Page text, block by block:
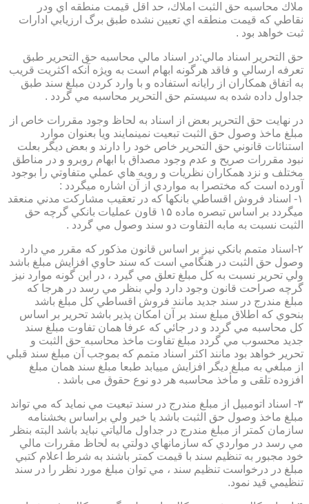
ملاك محاسبه حق الثبت املاك، حد اقل قيمت منطقه اي ودر
نقاطي كه قيمت منطقه اي تعيين نشده طبق برگ ارزيابي ادارات
ثبت خواهد بود .
حق التحرير اسناد مالي:در اسناد مالي محاسبه حق التحرير طبق
تعرفه ارسالي و فاقد هرگونه ابهام است به ويژه آنكه اكثريت قريب
به اتفاق همكاران از رايانه استفاده و با وارد كردن مبلغ سند طبق
جداول داده شده به سيستم حق التحرير محاسبه مي گردد .
در نهايت حق التحرير بعض از اسناد به لحاظ وجود مقررات خاص از
مبلغ ماخذ وصول حق الثبت تبعيت نمينمايند ويا بعنوان موارد
استنائات قانوني حق التحرير خاص خود را دارند و بعض ديگر بعلت
نبود مقررات صريح و عدم وجود مصداق با ابهام روبرو و در مناطق
مختلف و نزد همكاران نظريات و رويه هاي عملي متفاوتي را بوجود
آورده است كه مختصرا به مواردي از آن اشاره ميگردد :
۱- اسناد فروش اقساطي بانكها كه در تعقيب مشاركت مدني منعقد
ميگردد بر اساس تبصره ماده ۱۵ قاون عمليات بانكي گرچه حق
الثبت نسبت به مابه التفاوت دو سند وصول مي گردد .
۲-اسناد متمم بانكي نيز بر اساس قانون مذكور كه مقرر مي دارد
وصول حق الثبت در هنگامي است كه سند حاوي افزايش مبلغ باشد
ولي تحرير نسبت به كل مبلغ تعلق مي گيرد ، در اين گونه موارد نيز
گرچه صراحت قانون وجود دارد ولي بنظر مي رسد در هرجا كه
مبلغ مندرج در سند جديد مانند فروش اقساطي كل مبلغ باشد
بنحوي كه اطلاق مبلغ سند بر آن امكان پذير باشد تحرير بر اساس
كل محاسبه مي گردد و در جائي كه عرفا همان تفاوت مبلغ سند
جديد محسوب مي گردد مبلغ تفاوت ماخذ محاسبه حق الثبت و
تحرير خواهد بود مانند اكثر اسناد متمم كه بموجب آن مبلغ سند قبلي
از مبلغي به مبلغ ديگر افزايش مييابد طبعا مبلغ سند همان مبلغ
افزوده تلقی و مأخذ محاسبه هر دو نوع حقوق می باشد .
۳- اسناد اتومبيل از مبلغ مندرج در سند تبعيت مي نمايد كه مي تواند
مبلغ ماخذ وصول حق الثبت باشد يا خير ولي براساس بخشنامه
سازمان كمتر از مبلغ مندرج در جداول مالياتي نبايد باشد البته بنظر
مي رسد در مواردي كه سازمانهاي دولتي به لحاظ مقررات مالي
خود مجبور به تنظيم سند با قيمت كمتر باشند به شرط اعلام كتبي
مبلغ در درخواست تنظيم سند ، مي توان مبلغ مورد نظر را در سند
تنظيمي قيد نمود.